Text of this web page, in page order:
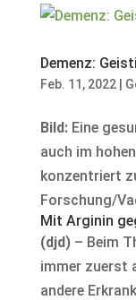
Demenz:
Feb. 11, 2022|
Bild:Eine
auch im
konzentriert
Forschung/
Mit Arginin
(djd)– Beim
immer zuerst
andere